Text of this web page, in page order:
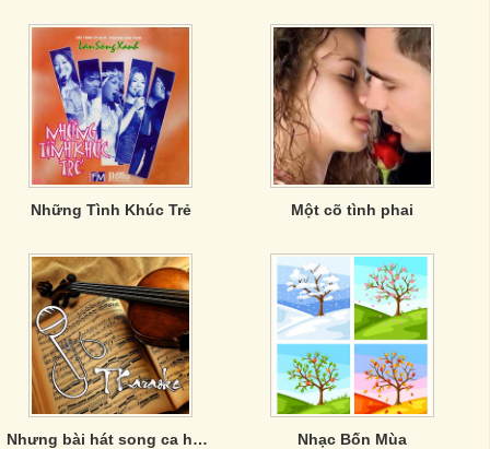
Những Tình Khúc Trẻ Một cõ tình phai
Nhưng bài hát song ca hay về tình yêu Nhạc Bốn Mùa